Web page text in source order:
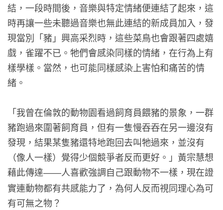
結，一段時間後，音樂與特定情緒便連結了起來，這
時再讓一些未聽過音樂也無此連結的新成員加入，發
現當別「豬」興高采烈時，這些菜鳥也會跟著四處嬉
戲，雀躍不已。牠們會感染同樣的情緒，在行為上有
樣學樣。當然，也可能同樣感染上害怕和痛苦的情
緒。
「我曾在倫敦的動物園看過飼育員餵豬的景象，一群
豬跑過來圍著飼育員，但有一隻慢吞吞在另一邊沒有
發現，結果某隻豬還特地跑回去叫牠過來，並沒有
（像人一樣）覺得少個競爭者反而更好。」黃宗慧想
藉此傳達——人喜歡強調自己跟動物不一樣，現在證
實連動物都有共感能力了，為何人反而視同理心為可
有可無之物？